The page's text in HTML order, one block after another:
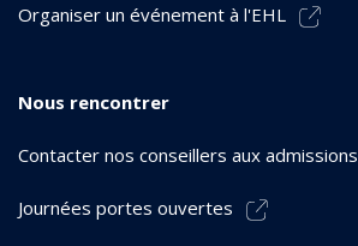
Organiser un événement à l'EHL
Nous rencontrer
Contacter nos conseillers aux admissions
Journées portes ouvertes